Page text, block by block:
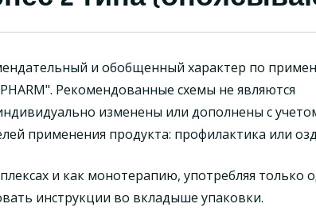
и обобщенный характер по
Рекомендованные схемы не являются
изменены или дополнены с
применения продукта: профилактика или
и как монотерапию, употребляя только
инструкции во вкладыше упаковки.